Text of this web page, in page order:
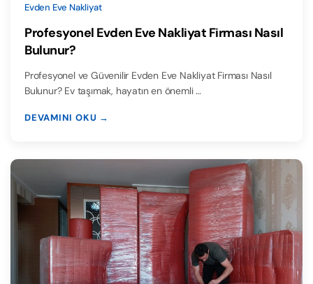
Evden Eve Nakliyat
Profesyonel Evden Eve Nakliyat Firması Nasıl
Bulunur?
Profesyonel ve Güvenilir Evden Eve Nakliyat Firması Nasıl
Bulunur? Ev taşımak, hayatın en önemli …
DEVAMINI OKU →